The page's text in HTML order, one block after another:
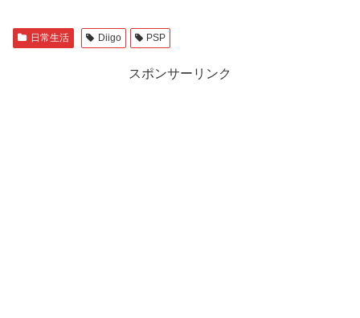
日常生活 Diigo PSP
スポンサーリンク